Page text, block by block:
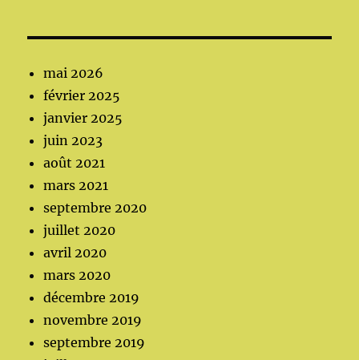
mai 2026
février 2025
janvier 2025
juin 2023
août 2021
mars 2021
septembre 2020
juillet 2020
avril 2020
mars 2020
décembre 2019
novembre 2019
septembre 2019